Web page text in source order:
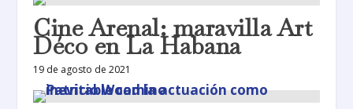
Cine Arenal: maravilla Art
Déco en La Habana
19 de agosto de 2021